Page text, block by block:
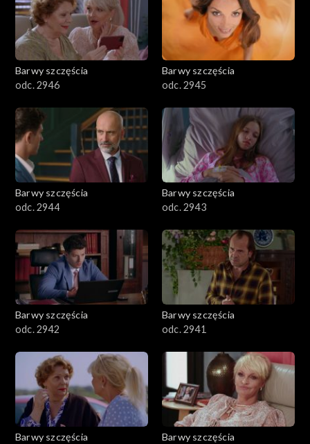
Barwy szczęścia
odc. 2946
Barwy szczęścia
odc. 2945
Barwy szczęścia
odc. 2944
Barwy szczęścia
odc. 2943
Barwy szczęścia
odc. 2942
Barwy szczęścia
odc. 2941
Barwy szczęścia
Barwy szczęścia